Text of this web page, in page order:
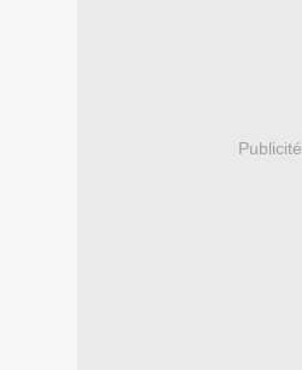
Publicité